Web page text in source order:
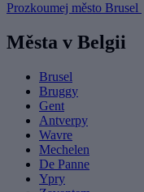
Prozkoumej město Brusel
Města v Belgii
Brusel
Bruggy
Gent
Antverpy
Wavre
Mechelen
De Panne
Ypry